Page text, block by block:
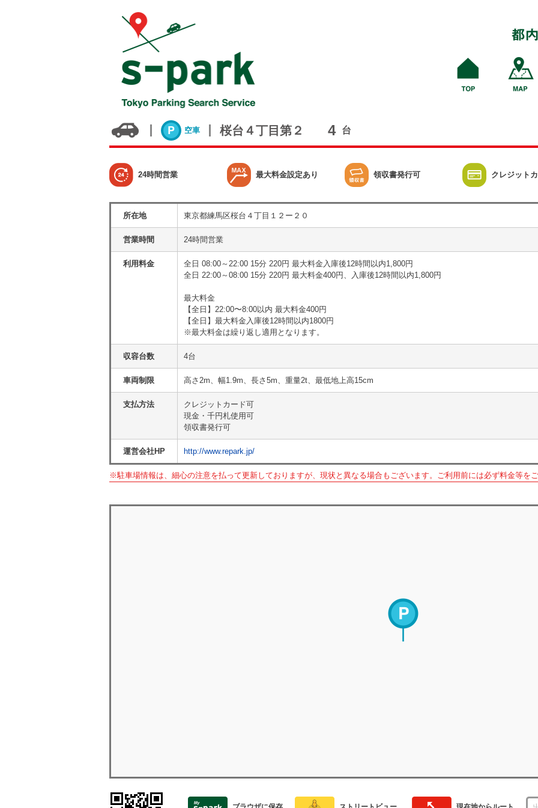
空車 桜台４丁目第２ 4 台
24時間営業 最大料金設定あり 領収書発行可 クレジット
所在地 東京都練馬区桜台４丁目１２ー２０
営業時間 24時間営業
利用料金
全日 08:00～22:00 15分 220円 最大料金入庫後12時間以内1,800円
全日 22:00～08:00 15分 220円 最大料金400円、入庫後12時間以内1,800円
最大料金
【全日】22:00〜8:00以内 最大料金400円
【全日】最大料金入庫後12時間以内1800円
※最大料金は繰り返し適用となります。
収容台数 4台
車両制限 高さ2m、幅1.9m、長さ5m、重量2t、最低地上高15cm
支払方法
クレジットカード可
現金・千円札使用可
領収書発行可
運営会社HP http://www.repark.jp/
※駐車場情報は、細心の注意を払って更新しておりますが、現状と異なる場合もございます。ご利用前には必ず料金等をご